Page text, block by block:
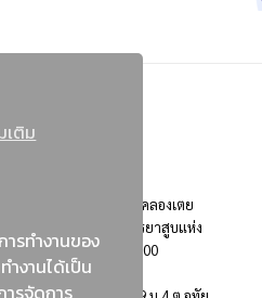
เติม
รทำงานของ
ำงานได้เป็น
4 แขวงคลองเตย เขตคลองเตย
ติดต่อประชาสัมพันธ์ การยาสูบแห่ง
center โทร. 0-2229-1000